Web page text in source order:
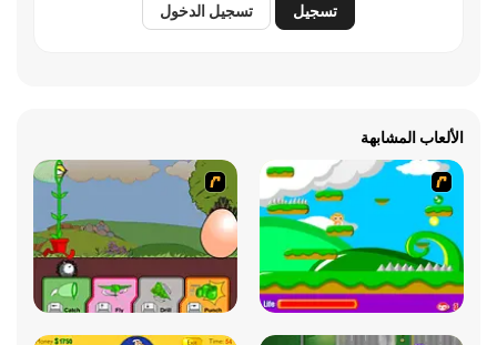
تسجيل تسجيل الدخول
الألعاب المشابهة